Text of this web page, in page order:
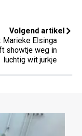
Volgend artikel
Marieke Elsinga
showtje weg in
luchtig wit jurkje